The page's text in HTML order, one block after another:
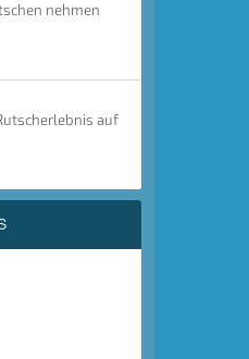
nehmen
auf